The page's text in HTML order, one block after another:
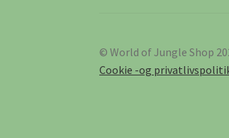
© World of Jungle Shop
Cookie -og